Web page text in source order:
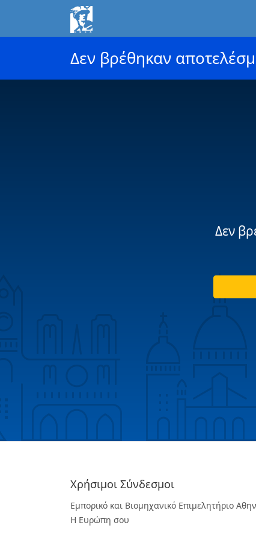
Δεν βρέθηκαν
Δεν
Χρήσιμοι Σύνδεσμοι
Εμπορικό και Βιομηχανικό Επιμελητήριο
Η Ευρώπη σου